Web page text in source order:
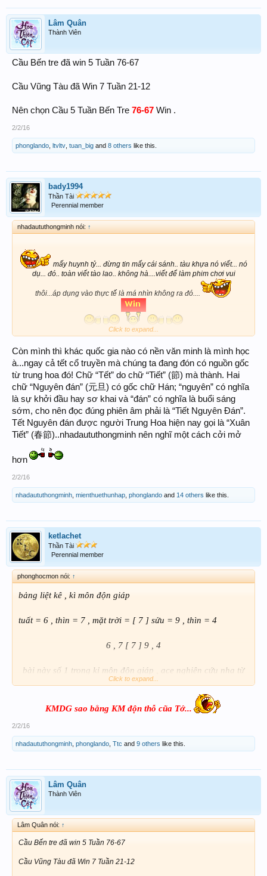
Lâm Quân
Thành Viên
Cầu Bến tre đã win 5 Tuần 76-67
Cầu Vũng Tàu đã Win 7 Tuần 21-12
Nên chọn Cầu 5 Tuần Bến Tre 76-67 Win .
2/2/16
phonglando ltvltv tuan_big and 8 others like this.
bady1994
Thần Tài
Perennial member
nhadaututhongminh nói: ↑
mấy huynh tỷ... đừng tin mấy cái sánh.. tàu khựa nó viết... nó
dụ... đó.. toàn viết tào lao.. không hà....viết để làm phim chơi vui
thôi...áp dụng vào thực tế là má nhìn không ra đó....
Click to expand...
Còn mình thì khác quốc gia nào có nền văn minh là mình học
à...ngay cả tết cổ truyền mà chúng ta đang đón có nguồn gốc
từ trung hoa đó! Chữ “Tết” do chữ “Tiết” (節) mà thành. Hai
chữ “Nguyên đán” (元旦) có gốc chữ Hán; “nguyên” có nghĩa
là sự khởi đầu hay sơ khai và “đán” có nghĩa là buổi sáng
sớm, cho nên đọc đúng phiên âm phải là “Tiết Nguyên Đán”.
Tết Nguyên đán được người Trung Hoa hiện nay gọi là “Xuân
Tiết” (春節)..nhadaututhongminh nên nghĩ một cách cởi mở
hơn
2/2/16
nhadaututhongminh mienthuethunhap phonglando and 14 others like this.
ketlachet
Thần Tài
Perennial member
phonghocmon nói: ↑
bảng liệt kê , kì môn độn giáp
tuất = 6 , thìn = 7 , mặt trời = [ 7 ] sửu = 9 , thìn = 4
6 , 7 [ 7 ] 9 , 4
bài này số 1 trong kỉ môn độn giáp , ace nghiên cứu nha từ
phải sang trái , chính giữa con 7 là mặt trời, thất hay ace gởi
Click to expand...
KMDG sao bằng KM độn thỗ cũa Tớ...
2/2/16
nhadaututhongminh phonglando Ttc and 9 others like this.
Lâm Quân
Thành Viên
Lâm Quân nói: ↑
Cầu Bến tre đã win 5 Tuần 76-67
Cầu Vũng Tàu đã Win 7 Tuần 21-12